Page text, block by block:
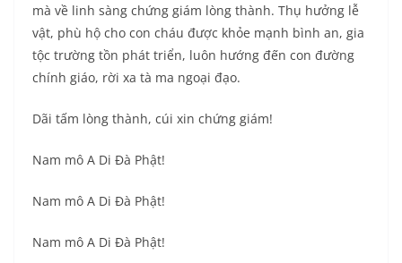
mà về linh sàng chứng giám lòng thành. Thụ hưởng lễ
vật, phù hộ cho con cháu được khỏe mạnh bình an, gia
tộc trường tồn phát triển, luôn hướng đến con đường
chính giáo, rời xa tà ma ngoại đạo.
Dãi tấm lòng thành, cúi xin chứng giám!
Nam mô A Di Đà Phật!
Nam mô A Di Đà Phật!
Nam mô A Di Đà Phật!